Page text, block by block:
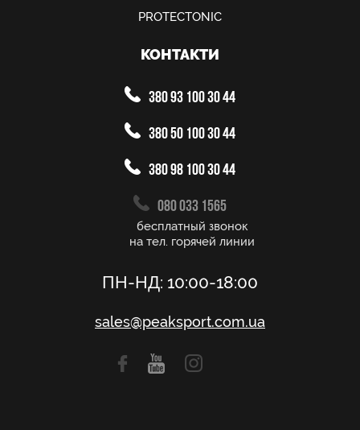
PROTECTONIC
КОНТАКТИ
380 93 100 30 44
380 50 100 30 44
380 98 100 30 44
080 033 1565
бесплатный звонок
на тел. горячей линии
ПН-НД: 10:00-18:00
sales@peaksport.com.ua